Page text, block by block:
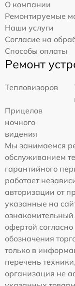
О компании
Ремонтируемые
Наши услуги
Согласие на
Способы оплаты
Ремонт
Тепловизоров
Прицелов
ночного
видения
Мы занимаемся
обслуживанием
гарантийного
работает
авторизации от
указанные на
офертой
обозначения
только в
перечень
организация не